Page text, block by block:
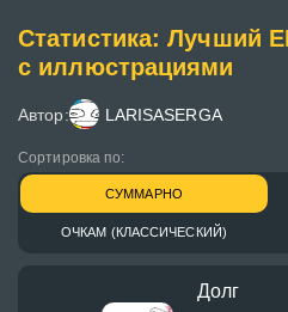
Статистика: Лучший
с иллюстрациями
Автор: LARISASERGA
Сортировка по:
СУММАРНО
ОЧКАМ (КЛАССИЧЕСКИЙ)
Долг